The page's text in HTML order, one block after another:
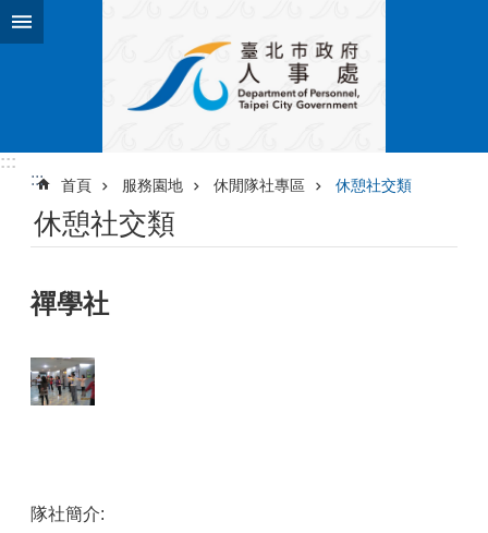
跳到主要內容區塊
:::
:::
首頁 服務園地 休閒隊社專區 休憩社交類
休憩社交類
禪學社
隊社簡介: